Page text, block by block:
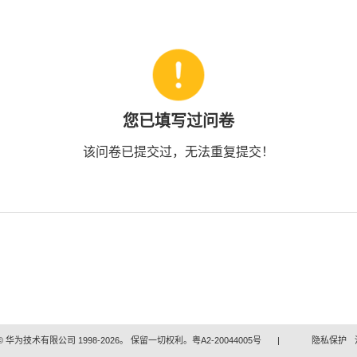
您已填写过问卷
该问卷已提交过，无法重复提交！
华为技术有限公司 1998-2026。 保留一切权利。粤A2-20044005号 | 隐私保护